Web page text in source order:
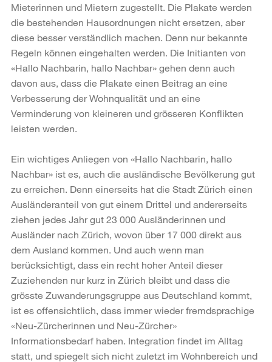
Mieterinnen und Mietern zugestellt. Die Plakate werden
die bestehenden Hausord­nungen nicht ersetzen, aber
diese besser verständlich machen. Denn nur bekannte
Regeln können eingehalten werden. Die Initianten von
«Hallo Nachbarin, hallo Nachbar» gehen denn auch
davon aus, dass die Plakate einen Beitrag an eine
Verbesserung der Wohnqualität und an eine
Verminderung von kleineren und grös­seren Konflikten
leisten werden.
Ein wichtiges Anliegen von «Hallo Nachbarin, hallo
Nachbar» ist es, auch die aus­ländische Bevölkerung gut
zu erreichen. Denn einerseits hat die Stadt Zürich einen
Ausländeranteil von gut einem Drittel und andererseits
ziehen jedes Jahr gut 23 000 Ausländerinnen und
Ausländer nach Zürich, wovon über 17 000 direkt aus
dem Ausland kommen. Und auch wenn man
berücksichtigt, dass ein recht hoher Anteil dieser
Zuziehenden nur kurz in Zürich bleibt und dass die
grösste Zuwan­derungsgruppe aus Deutschland kommt,
ist es offensichtlich, dass immer wieder fremdsprachige
«Neu-Zürcherinnen und Neu-Zürcher»
Informationsbedarf haben. Integration findet im Alltag
statt, und spiegelt sich nicht zuletzt im Wohnbereich und